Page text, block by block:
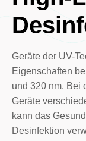
Geräte der UV-
Eigenschaften
und 320 nm. Bei
Geräte
kann das
Desinfektion